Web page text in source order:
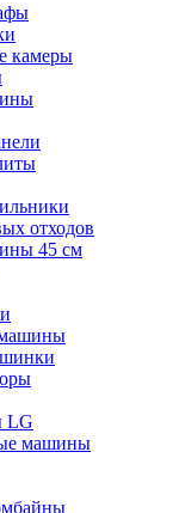
камеры
отходов
45 см
LG
машины